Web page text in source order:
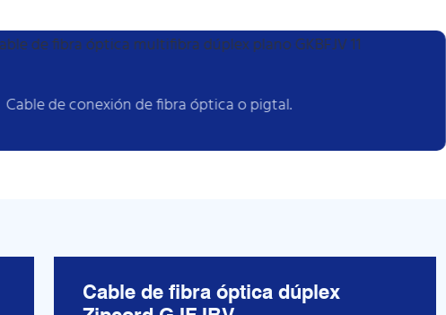
Cable de conexión de fibra óptica o pigtal.
Cable de fibra óptica dúplex